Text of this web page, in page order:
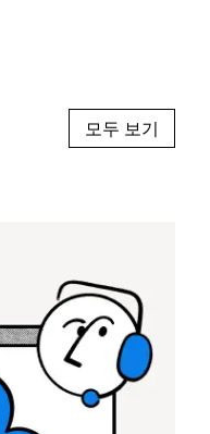
모두 보기